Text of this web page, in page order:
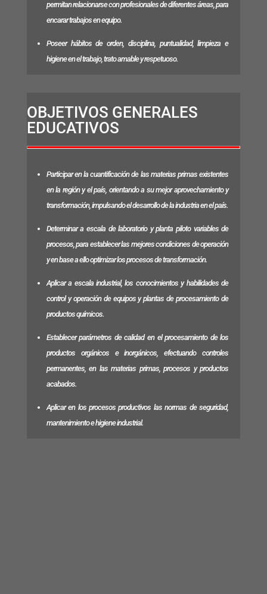
permitan relacionarse con profesionales de diferentes áreas, para
encarar trabajos en equipo.
Poseer hábitos de orden, disciplina, puntualidad, limpieza e
higiene en el trabajo, trato amable y respetuoso.
OBJETIVOS GENERALES
EDUCATIVOS
Participar en la cuantificación de las materias primas existentes
en la región y el país, orientando a su mejor aprovechamiento y
transformación, impulsando el desarrollo de la industria en el país.
Determinar a escala de laboratorio y planta piloto variables de
procesos, para establecer las mejores condiciones de operación
y en base a ello optimizar los procesos de transformación.
Aplicar a escala industrial, los conocimientos y habilidades de
control y operación de equipos y plantas de procesamiento de
productos químicos.
Establecer parámetros de calidad en el procesamiento de los
productos orgánicos e inorgánicos, efectuando controles
permanentes, en las materias primas, procesos y productos
acabados.
Aplicar en los procesos productivos las normas de seguridad,
mantenimiento e higiene industrial.